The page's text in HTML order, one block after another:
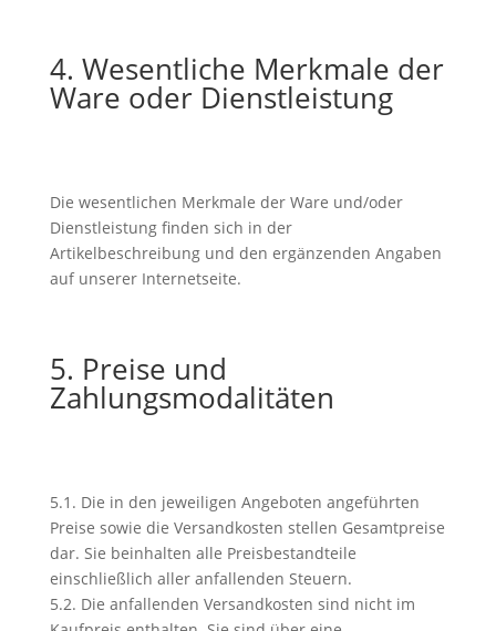
4. Wesentliche Merkmale der
Ware oder Dienstleistung
Die wesentlichen Merkmale der Ware und/oder
Dienstleistung finden sich in der
Artikelbeschreibung und den ergänzenden Angaben
auf unserer Internetseite.
5. Preise und
Zahlungsmodalitäten
5.1. Die in den jeweiligen Angeboten angeführten
Preise sowie die Versandkosten stellen Gesamtpreise
dar. Sie beinhalten alle Preisbestandteile
einschließlich aller anfallenden Steuern.
5.2. Die anfallenden Versandkosten sind nicht im